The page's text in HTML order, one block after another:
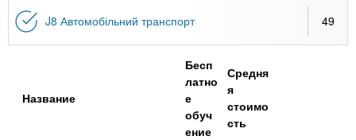
J8 Автомобільний транспорт 49
Название
Бесп
латно
е
обуч
ение
Средня
я
стоимо
сть